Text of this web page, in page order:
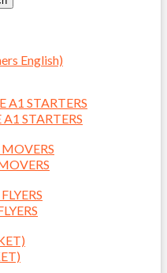
English)
A1 STARTERS
A1 STARTERS